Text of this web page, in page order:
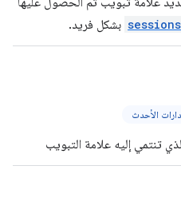
sessions بشكل فريد.
تنتمي إليه علامة التبويب